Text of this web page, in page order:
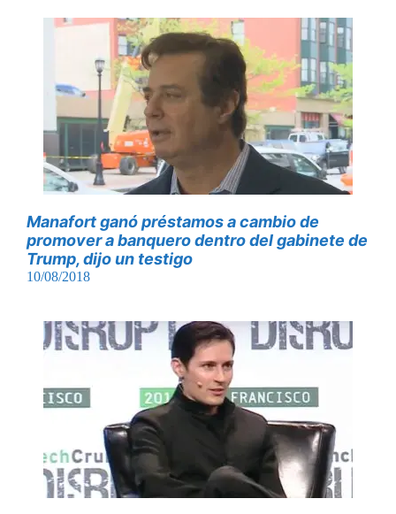
Manafort ganó préstamos a cambio de
promover a banquero dentro del gabinete de
Trump, dijo un testigo
10/08/2018